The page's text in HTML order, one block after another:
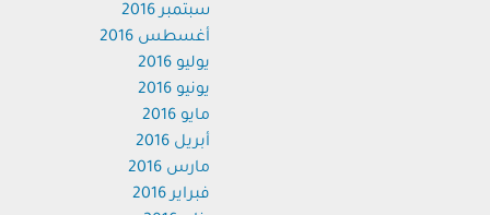
سبتمبر 2016
أغسطس 2016
يوليو 2016
يونيو 2016
مايو 2016
أبريل 2016
مارس 2016
فبراير 2016